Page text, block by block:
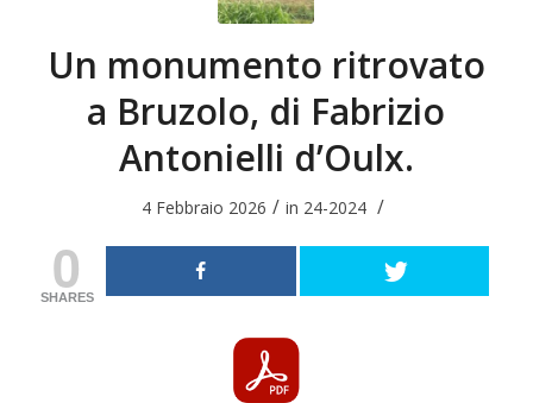
Un monumento ritrovato
a Bruzolo, di Fabrizio
Antonielli d’Oulx.
4 Febbraio 2026 / in 24-2024 /
0
SHARES